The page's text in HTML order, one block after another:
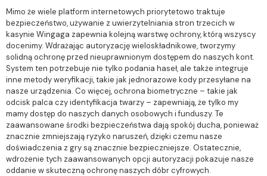
Mimo że wiele platform internetowych priorytetowo traktuje
bezpieczeństwo, używanie z uwierzytelniania stron trzecich w
kasynie Wingaga zapewnia kolejną warstwę ochrony, którą wszyscy
docenimy. Wdrażając autoryzację wieloskładnikowe, tworzymy
solidną ochronę przed nieuprawnionym dostępem do naszych kont.
System ten potrzebuje nie tylko podania haseł, ale także integruje
inne metody weryfikacji, takie jak jednorazowe kody przesyłane na
nasze urządzenia. Co więcej, ochrona biometryczne – takie jak
odcisk palca czy identyfikacja twarzy – zapewniają, że tylko my
mamy dostęp do naszych danych osobowych i funduszy. Te
zaawansowane środki bezpieczeństwa dają spokój ducha, ponieważ
znacznie zmniejszają ryzyko naruszeń, dzięki czemu nasze
doświadczenia z gry są znacznie bezpieczniejsze. Ostatecznie,
wdrożenie tych zaawansowanych opcji autoryzacji pokazuje nasze
oddanie w skuteczną ochronę naszych dóbr cyfrowych.